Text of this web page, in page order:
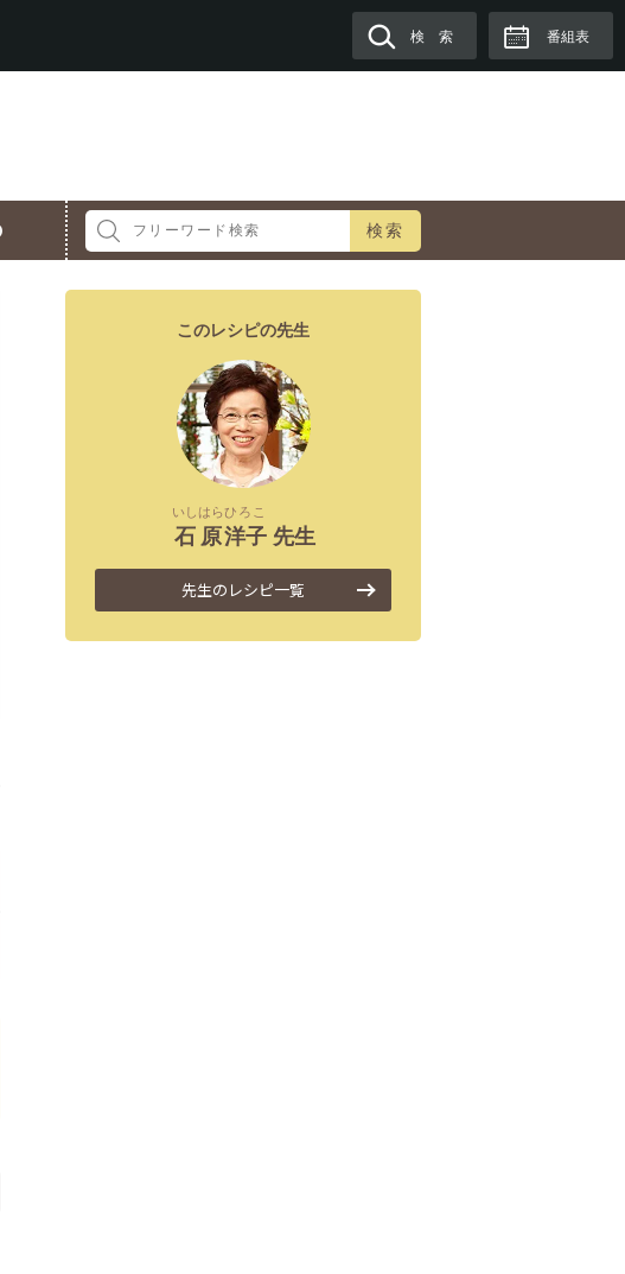
検 索 番組表
検索
このレシピの先生
石原
いしはら
洋子
ひろこ
先生
先生のレシピ一覧